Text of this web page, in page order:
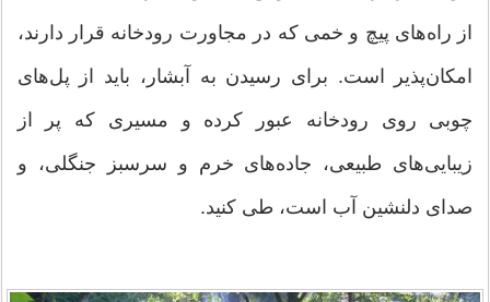
از راه‌های پیچ و خمی که در مجاورت رودخانه قرار دارند،
امکان‌پذیر است. برای رسیدن به آبشار، باید از پل‌های
چوبی روی رودخانه عبور کرده و مسیری که پر از
زیبایی‌های طبیعی، جاده‌های خرم و سرسبز جنگلی، و
صدای دلنشین آب است، طی کنید.